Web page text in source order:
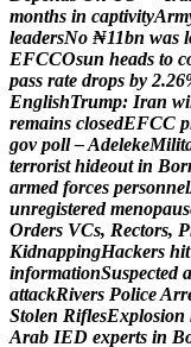
months in captivityArm
leadersNo ₦11bn was l
EFCCOsun heads to c
pass rate drops by 2.26
EnglishTrump: Iran wi
remains closedEFCC p
gov poll –AdelekeMilit
terrorist hideout in Bor
armed forces personnel
unregistered menopaus
Orders VCs, Rectors, P
KidnappingHackers hit
informationSuspected a
attackRivers PoliceArr
Stolen RiflesExplosion
Arab IED experts in B